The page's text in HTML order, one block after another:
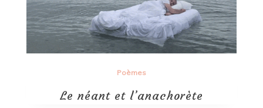
Poèmes
Le néant et l’anachorète